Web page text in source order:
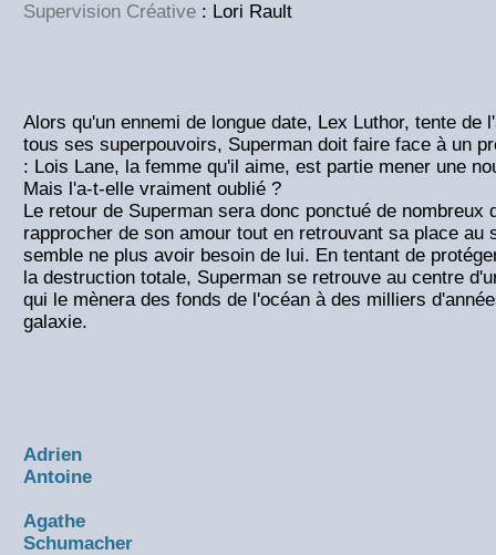
Supervision Créative : Lori Rault
Alors qu'un ennemi de longue date, Lex Luthor, tente de
tous ses superpouvoirs, Superman doit faire face à un
: Lois Lane, la femme qu'il aime, est partie mener une
Mais l'a-t-elle vraiment oublié ?
Le retour de Superman sera donc ponctué de nombreux
rapprocher de son amour tout en retrouvant sa place au
semble ne plus avoir besoin de lui. En tentant de
la destruction totale, Superman se retrouve au centre
qui le mènera des fonds de l'océan à des milliers
galaxie.
Adrien
Antoine
Agathe
Schumacher